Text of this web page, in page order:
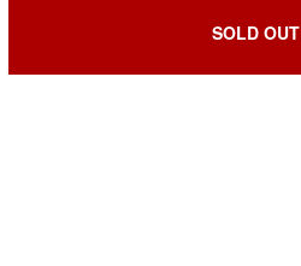
SOLD OUT